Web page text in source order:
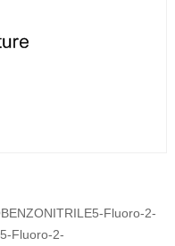
Fluoro-2-
Fluoro-2-